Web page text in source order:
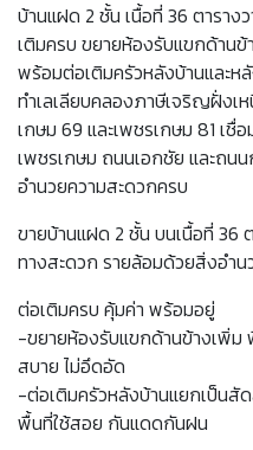
บ้านแฝด 2 ชั้น เนื้อที่ 36 ตาราง
เติมครบ ขยายห้องรับแขกด้านข้
พร้อมต่อเติมครัวหลังบ้านและห
ทำเลเลียบคลองภาษีเจริญฝั่งเ
เกษม 69 และเพชรเกษม 81 เชื่
เพชรเกษม ถนนเอกชัย และถ
อำนวยความสะดวกครบ
ขายบ้านแฝด 2 ชั้น บนเนื้อที่ 36
ทางสะดวก รายล้อมด้วยสิ่งอำ
ต่อเติมครบ คุ้มค่า พร้อมอยู่
-ขยายห้องรับแขกด้านข้างเพิ่ม
สบาย ไม่อึดอัด
-ต่อเติมครัวหลังบ้านแยกเป็นสั
พื้นที่ใช้สอย กันแดดกันฝน